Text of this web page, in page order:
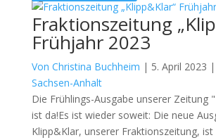
Fraktionszeitung
Frühjahr 2023
Von Christina Buchheim | 5. April 2023 |
Sachsen-Anhalt
Die Frühlings-Ausgabe unserer Zeitung
ist da!Es ist wieder soweit: Die neue
Klipp&Klar, unserer Fraktionszeitung,